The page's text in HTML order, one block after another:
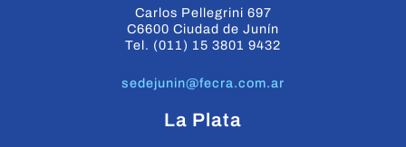
Carlos Pellegrini 697
C6600 Ciudad de Junín
Tel. (011) 15 3801 9432
sedejunin@fecra.com.ar
La Plata